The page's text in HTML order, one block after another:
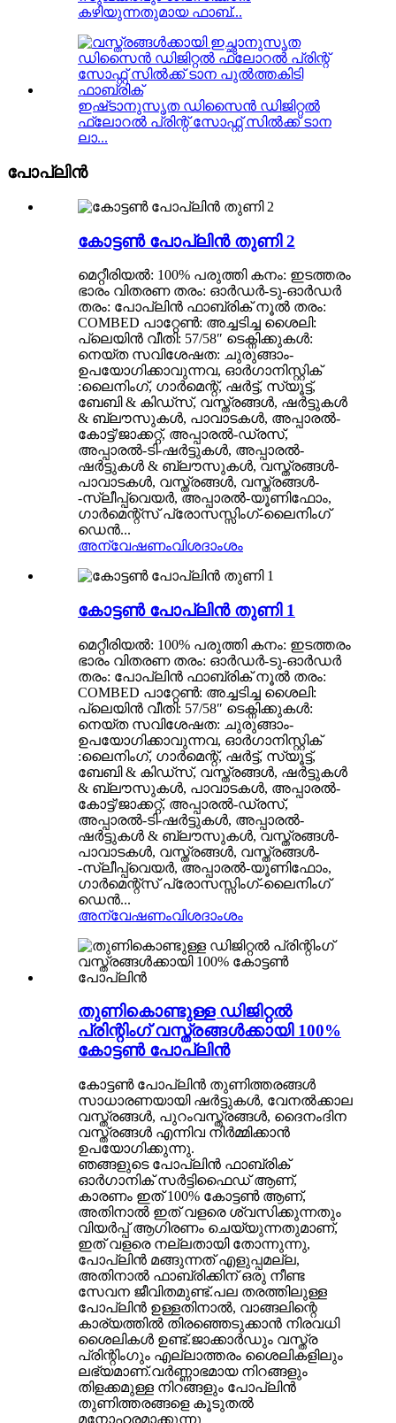
കഴിയുന്നതുമായ ഫാബ്...
ഇഷ്‌ടാനുസൃത ഡിസൈൻ ഡിജിറ്റൽ
ഫ്ലോറൽ പ്രിന്റ് സോഫ്റ്റ് സിൽക്ക് ടാന
ലാ...
പോപ്ലിൻ
കോട്ടൺ പോപ്ലിൻ തുണി 2
മെറ്റീരിയൽ: 100% പരുത്തി കനം: ഇടത്തരം
ഭാരം വിതരണ തരം: ഓർഡർ-ടു-ഓർഡർ
തരം: പോപ്ലിൻ ഫാബ്രിക് നൂൽ തരം:
COMBED പാറ്റേൺ: അച്ചടിച്ച ശൈലി:
പ്ലെയിൻ വീതി: 57/58″ ടെക്നിക്കുകൾ:
നെയ്ത സവിശേഷത: ചുരുങ്ങാം-
ഉപയോഗിക്കാവുന്നവ, ഓർഗാനിസ്റ്റിക്
:ലൈനിംഗ്, ഗാർമെന്റ്, ഷർട്ട്, സ്യൂട്ട്,
ബേബി & കിഡ്‌സ്, വസ്ത്രങ്ങൾ, ഷർട്ടുകൾ
& ബ്ലൗസുകൾ, പാവാടകൾ, അപ്പാരൽ-
കോട്ട്/ജാക്കറ്റ്, അപ്പാരൽ-ഡ്രസ്,
അപ്പാരൽ-ടി-ഷർട്ടുകൾ, അപ്പാരൽ-
ഷർട്ടുകൾ & ബ്ലൗസുകൾ, വസ്ത്രങ്ങൾ-
പാവാടകൾ, വസ്ത്രങ്ങൾ, വസ്ത്രങ്ങൾ-
-സ്ലീപ്പ്വെയർ, അപ്പാരൽ-യൂണിഫോം,
ഗാർമെന്റ്സ് പ്രോസസ്സിംഗ്-ലൈനിംഗ്
ഡെൻ...
അന്വേഷണംവിശദാംശം
കോട്ടൺ പോപ്ലിൻ തുണി 1
മെറ്റീരിയൽ: 100% പരുത്തി കനം: ഇടത്തരം
ഭാരം വിതരണ തരം: ഓർഡർ-ടു-ഓർഡർ
തരം: പോപ്ലിൻ ഫാബ്രിക് നൂൽ തരം:
COMBED പാറ്റേൺ: അച്ചടിച്ച ശൈലി:
പ്ലെയിൻ വീതി: 57/58″ ടെക്നിക്കുകൾ:
നെയ്ത സവിശേഷത: ചുരുങ്ങാം-
ഉപയോഗിക്കാവുന്നവ, ഓർഗാനിസ്റ്റിക്
:ലൈനിംഗ്, ഗാർമെന്റ്, ഷർട്ട്, സ്യൂട്ട്,
ബേബി & കിഡ്‌സ്, വസ്ത്രങ്ങൾ, ഷർട്ടുകൾ
& ബ്ലൗസുകൾ, പാവാടകൾ, അപ്പാരൽ-
കോട്ട്/ജാക്കറ്റ്, അപ്പാരൽ-ഡ്രസ്,
അപ്പാരൽ-ടി-ഷർട്ടുകൾ, അപ്പാരൽ-
ഷർട്ടുകൾ & ബ്ലൗസുകൾ, വസ്ത്രങ്ങൾ-
പാവാടകൾ, വസ്ത്രങ്ങൾ, വസ്ത്രങ്ങൾ-
-സ്ലീപ്പ്വെയർ, അപ്പാരൽ-യൂണിഫോം,
ഗാർമെന്റ്സ് പ്രോസസ്സിംഗ്-ലൈനിംഗ്
ഡെൻ...
അന്വേഷണംവിശദാംശം
തുണികൊണ്ടുള്ള ഡിജിറ്റൽ
പ്രിന്റിംഗ് വസ്ത്രങ്ങൾക്കായി 100%
കോട്ടൺ പോപ്ലിൻ
കോട്ടൺ പോപ്ലിൻ തുണിത്തരങ്ങൾ
സാധാരണയായി ഷർട്ടുകൾ, വേനൽക്കാല
വസ്ത്രങ്ങൾ, പുറംവസ്ത്രങ്ങൾ, ദൈനംദിന
വസ്ത്രങ്ങൾ എന്നിവ നിർമ്മിക്കാൻ
ഉപയോഗിക്കുന്നു.
ഞങ്ങളുടെ പോപ്ലിൻ ഫാബ്രിക്
ഓർഗാനിക് സർട്ടിഫൈഡ് ആണ്,
കാരണം ഇത് 100% കോട്ടൺ ആണ്,
അതിനാൽ ഇത് വളരെ ശ്വസിക്കുന്നതും
വിയർപ്പ് ആഗിരണം ചെയ്യുന്നതുമാണ്,
ഇത് വളരെ നല്ലതായി തോന്നുന്നു,
പോപ്ലിൻ മങ്ങുന്നത് എളുപ്പമല്ല,
അതിനാൽ ഫാബ്രിക്കിന് ഒരു നീണ്ട
സേവന ജീവിതമുണ്ട്.പല തരത്തിലുള്ള
പോപ്ലിൻ ഉള്ളതിനാൽ, വാങ്ങലിന്റെ
കാര്യത്തിൽ തിരഞ്ഞെടുക്കാൻ നിരവധി
ശൈലികൾ ഉണ്ട്.ജാക്കാർഡും വസ്ത്ര
പ്രിന്റിംഗും എല്ലാത്തരം ശൈലികളിലും
ലഭ്യമാണ്.വർണ്ണാഭമായ നിറങ്ങളും
തിളക്കമുള്ള നിറങ്ങളും പോപ്ലിൻ
തുണിത്തരങ്ങളെ കൂടുതൽ
മനോഹരമാക്കുന്നു